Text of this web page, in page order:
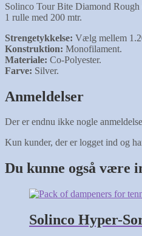
Solinco Tour Bite Diamond Rough
1 rulle med 200 mtr.
Strengetykkelse: Vælg mellem
Konstruktion: Monofilament.
Materiale: Co-Polyester.
Farve: Silver.
Anmeldelser
Der er endnu ikke nogle
Kun kunder, der er logget ind og
Du kunne også være
Solinco Hyper-